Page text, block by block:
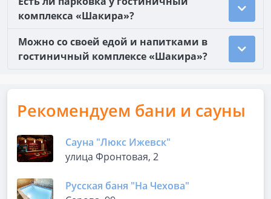
комплекса «Шакира»?
Можно со своей едой и напитками в
гостиничный комплексе «Шакира»?
Рекомендуем бани и сауны
Сауна "Люкс Ижевск"
улица Фронтовая, 2
Русская баня "На Чехова"